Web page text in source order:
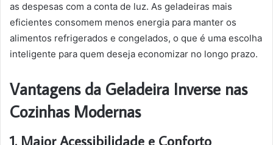
as despesas com a conta de luz. As geladeiras mais
eficientes consomem menos energia para manter os
alimentos refrigerados e congelados, o que é uma escolha
inteligente para quem deseja economizar no longo prazo.
Vantagens da Geladeira Inverse nas
Cozinhas Modernas
1. Maior Acessibilidade e Conforto